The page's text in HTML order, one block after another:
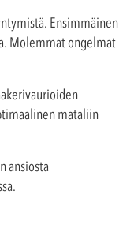
Ensimmäinen
Molemmat ongelmat
mataliin
ansiosta